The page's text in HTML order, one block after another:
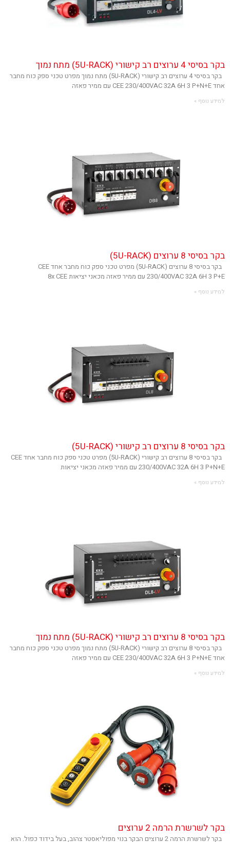
בקר בסיסי 4 ערוצים רב קישורי (5U-RACK) מתח נמוך
בקר בסיסי 4 ערוצים רב קישורי (5U-RACK) מתח נמוך מפרט טכני ספק כוח מחבר
אחד CEE 230/400VAC 32A 6H 3 P+N+E עם ממיר פאזה
למידע נוסף »
בקר בסיסי 8 ערוצים (5U-RACK)
בקר בסיסי 8 ערוצים (5U-RACK) מפרט טכני ספק כוח מחבר אחד CEE
230/400VAC 32A 6H 3 P+E עם ממיר פאזה מכאני יציאות 8x CEE
למידע נוסף »
בקר בסיסי 8 ערוצים רב קישורי (5U-RACK)
בקר בסיסי 8 ערוצים רב קישורי (5U-RACK) מפרט טכני ספק כוח מחבר אחד CEE
230/400VAC 32A 6H 3 P+N+E עם ממיר פאזה מכאני יציאות
למידע נוסף »
בקר בסיסי 8 ערוצים רב קישורי (5U-RACK) מתח נמוך
בקר בסיסי 8 ערוצים רב קישורי (5U-RACK) מתח נמוך מפרט טכני ספק כוח מחבר
אחד CEE 230/400VAC 32A 6H 3 P+N+E עם ממיר פאזה
למידע נוסף »
בקר לשרשרת הרמה 2 ערוצים
בקר לשרשרת הרמה 2 ערוצים הבקר בנוי מפוליאסטר צהוב, בעל בידוד כפול. הוא